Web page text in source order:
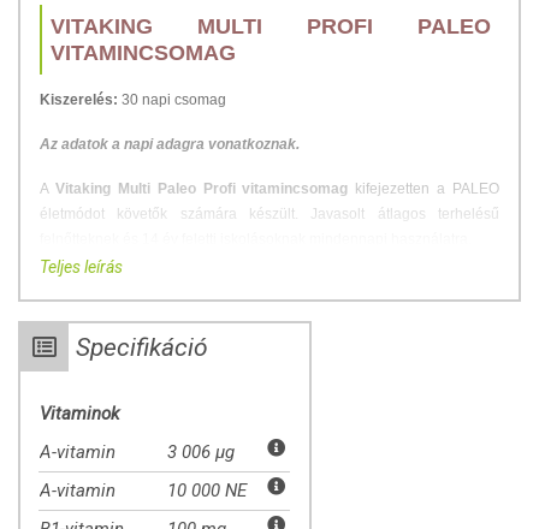
VITAKING MULTI PROFI PALEO
VITAMINCSOMAG
Kiszerelés: 30 napi csomag
Az adatok a napi adagra vonatkoznak.
A Vitaking Multi Paleo Profi vitamincsomag kifejezetten a PALEO
életmódot követők számára készült. Javasolt átlagos terhelésű
MULTIVITAMINRA VÁLTANI?
A paleo étrend követőinek speciális elvárásai vannak az étrend-
jogszabályok keretein belül megpróbál megfelelni ezeknek az
elvárásoknak:
az A-vitamint bétakarotin formában tartalmazza,
E-vitamint kevert tokoferol formában tartalmazza, nem csupán
Teljes leírás
Specifikáció
Vitaminok
A-vitamin
3 006 µg
A-vitamin
10 000 NE